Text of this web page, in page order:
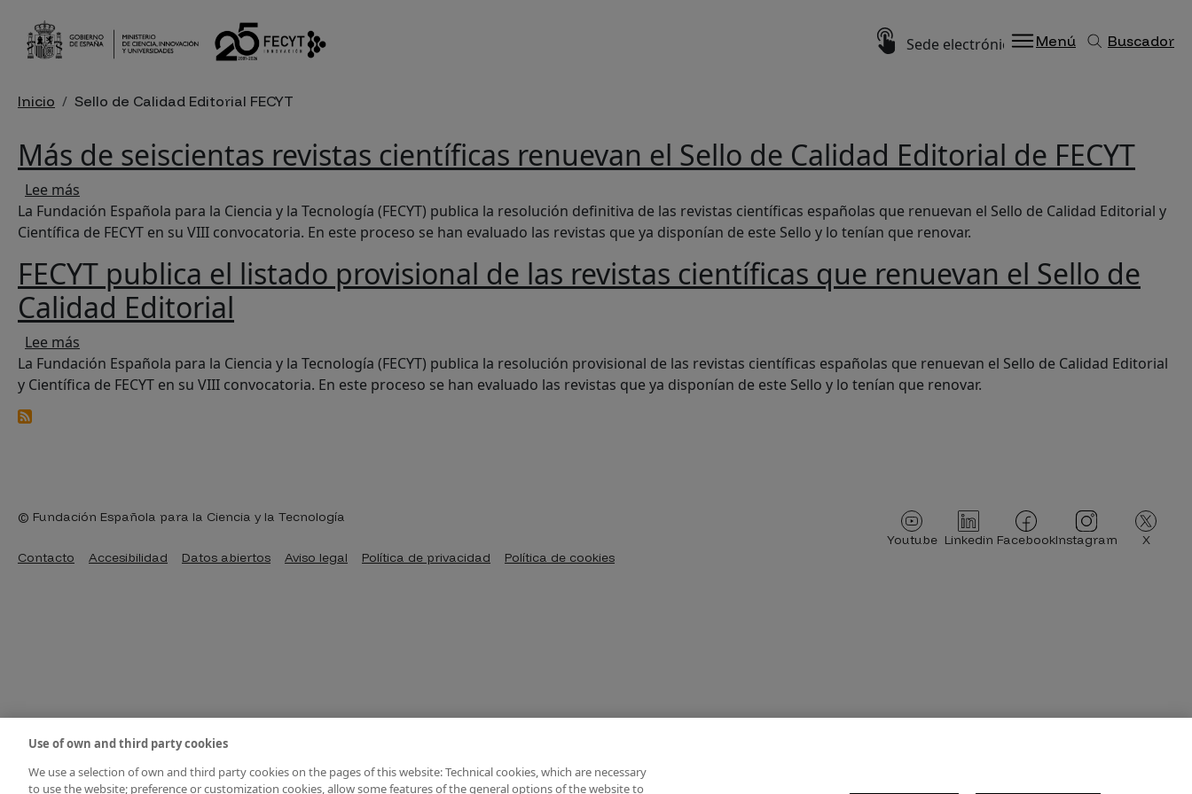
Menú
ImagenSede electrónica Buscador
Sobrescribir enlaces de ayuda a la navegación
Inicio Sello de Calidad Editorial FECYT
Más de seiscientas revistas científicas renuevan el Sello de Calidad Editorial de FECYT
Lee más
La Fundación Española para la Ciencia y la Tecnología (FECYT) publica la resolución definitiva de las revistas científicas españolas que renuevan el Sello de Calidad Editorial y
Científica de FECYT en su VIII convocatoria. En este proceso se han evaluado las revistas que ya disponían de este Sello y lo tenían que renovar.
FECYT publica el listado provisional de las revistas científicas que renuevan el Sello de
Calidad Editorial
Lee más
La Fundación Española para la Ciencia y la Tecnología (FECYT) publica la resolución provisional de las revistas científicas españolas que renuevan el Sello de Calidad Editorial
y Científica de FECYT en su VIII convocatoria. En este proceso se han evaluado las revistas que ya disponían de este Sello y lo tenían que renovar.
© Fundación Española para la Ciencia y la Tecnología
Imagen
Youtube
Imagen
Linkedin
Imagen
Facebook
Imagen
Instagram
Imagen
X
Pie de página
Contacto Accesibilidad Datos abiertos Aviso legal Política de privacidad Política de cookies
Use of own and third party cookies
We use a selection of own and third party cookies on the pages of this website: Technical cookies, which are necessary
to use the website; preference or customization cookies, allow some features of the general options of the website to